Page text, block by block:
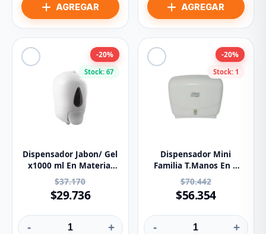
Stock: 67
-20%
Dispensador Jabon/ Gel
x1000 ml En Material
ABS
$37.170
$29.736
- +
Stock: 1
-20%
Dispensador Mini
Familia T.Manos En Z
Ref 83096
$70.442
$56.354
- +